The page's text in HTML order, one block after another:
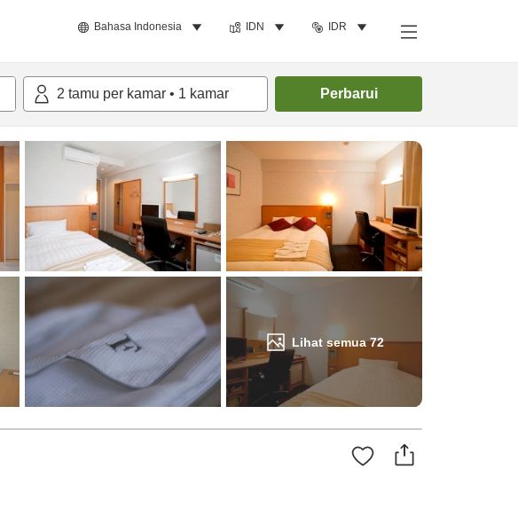
Bahasa Indonesia IDN IDR
2 tamu per kamar • 1 kamar Perbarui
Lihat semua72
Cari kamar